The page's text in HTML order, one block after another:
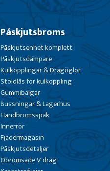
Påskjutsbroms
Påskjutsenhet komplett
Påskjutsdämpare
Kulkopplingar & Dragöglor
Stöldlås för kulkoppling
Gummibälgar
Bussningar & Lagerhus
Handbromsspak
Innerrör
Fjädermagasin
Påskjutsdetaljer
Obromsade V-drag